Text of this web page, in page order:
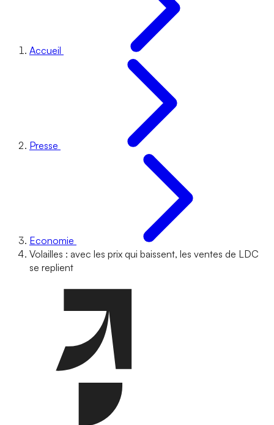
Accueil
Presse
Economie
Volailles : avec les prix qui baissent, les ventes de LDC
se replient